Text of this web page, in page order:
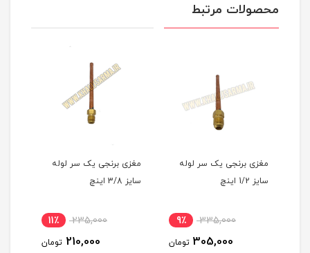
محصولات مرتبط
مغزی برنجی یک سر لوله
سایز 1/2 اینچ
335,000 9٪
305,000 تومان
مغزی برنجی یک سر لوله
سایز 3/8 اینچ
235,000 11٪
210,000 تومان